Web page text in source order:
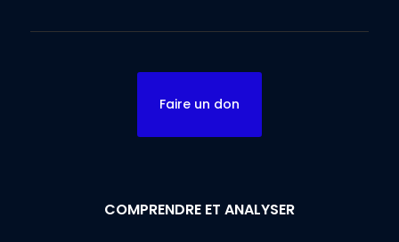
Faire un don
COMPRENDRE ET ANALYSER